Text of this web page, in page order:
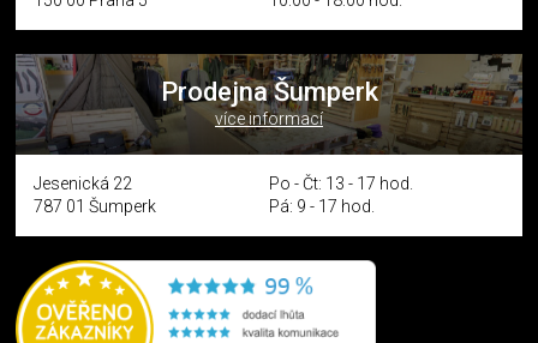
Prodejna Šumperk
více informací
Jesenická 22
787 01 Šumperk
Po - Čt: 13 - 17 hod.
Pá: 9 - 17 hod.